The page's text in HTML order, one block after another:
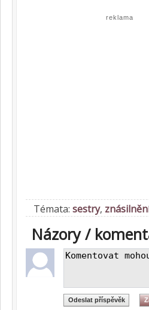
reklama
Témata: sestry,
Názory /